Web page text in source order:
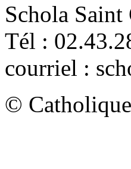
Schola
Tél :
courriel :
©